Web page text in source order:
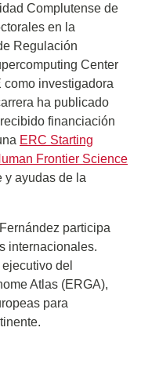
Complutense de
en la
Regulación
Center
como investigadora
ha publicado
financiación
ERC Starting
Frontier Science
y ayudas de la
participa
internacionales.
del
Atlas (ERGA),
para